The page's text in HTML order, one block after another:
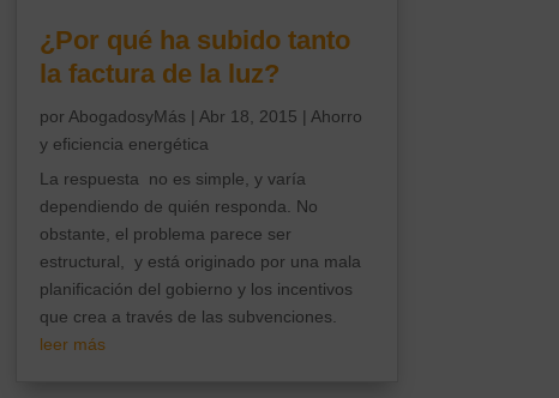
¿Por qué ha subido tanto
la factura de la luz?
por AbogadosyMás | Abr 18, 2015 | Ahorro
y eficiencia energética
La respuesta no es simple, y varía
dependiendo de quién responda. No
obstante, el problema parece ser
estructural, y está originado por una mala
planificación del gobierno y los incentivos
que crea a través de las subvenciones.
leer más